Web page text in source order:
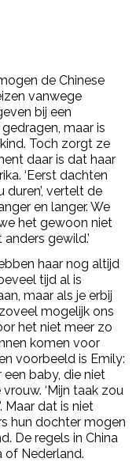
de Chinese
vanwege
bij een
maar is
Toch zorgt ze
daar is dat haar
‘Eerst dachten
vertelt de
en langer. We
het gewoon niet
gewild.’
haar nog altijd
tijd al is
maar als je erbij
mogelijk ons
het niet meer zo
komen voor
voorbeeld is Emily:
baby, die niet
‘Mijn taak zou
Maar dat is niet
hun dochter mogen
De regels in China
of Nederland.